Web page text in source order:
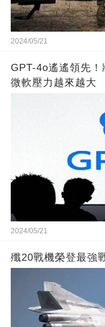
2024/05/21
GPT-4o遙遙領先！
微軟壓力越來越大
2024/05/21
殲20戰機榮登最強